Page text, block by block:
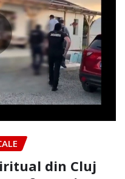
din Cluj